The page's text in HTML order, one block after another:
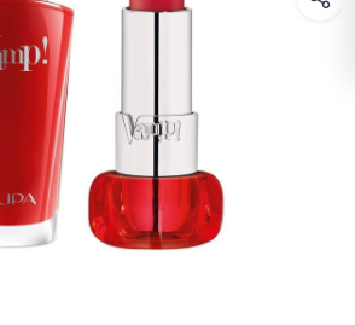
X (Twitter)
Kopiraj link